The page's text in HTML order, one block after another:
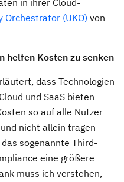
in ihrer Cloud-
Orchestrator (UKO) von
helfen Kosten zu senken
dass Technologien
und SaaS bieten
so auf alle Nutzer
nicht allein tragen
sogenannte Third-
eine größere
muss ich verstehen,